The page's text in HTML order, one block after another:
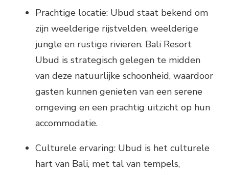
Prachtige locatie: Ubud staat bekend om
zijn weelderige rijstvelden, weelderige
jungle en rustige rivieren. Bali Resort
Ubud is strategisch gelegen te midden
van deze natuurlijke schoonheid, waardoor
gasten kunnen genieten van een serene
omgeving en een prachtig uitzicht op hun
accommodatie.
Culturele ervaring: Ubud is het culturele
hart van Bali, met tal van tempels,